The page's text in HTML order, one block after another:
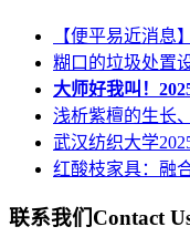
【便平易近消息
糊口的垃圾处置
大师好我叫！
浅析紫檀的生长
武汉纺织大学
红酸枝家具：融
联系我们Contact